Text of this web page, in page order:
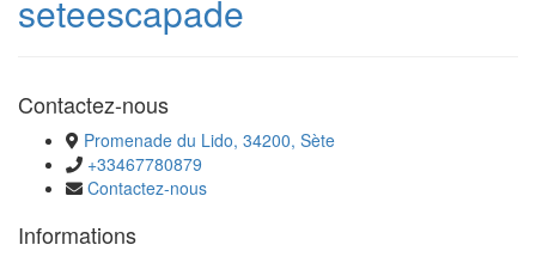
seteescapade
Contactez-nous
Promenade du Lido, 34200, Sète
+33467780879
Contactez-nous
Informations